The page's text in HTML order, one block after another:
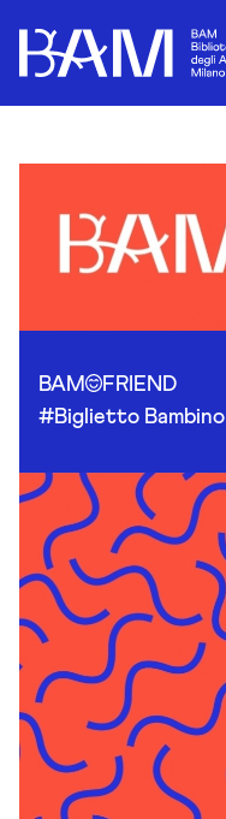
BAM
FRIEND
#Biglietto Bambino